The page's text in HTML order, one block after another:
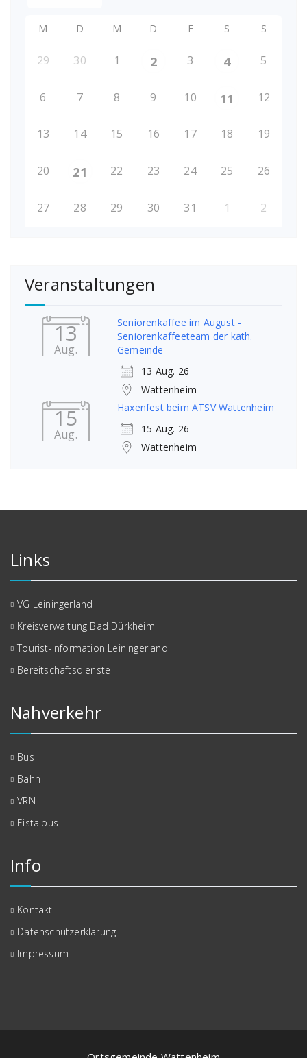
M D M D F S S
29 30 1 2 3 4 5
6 7 8 9 10 11 12
13 14 15 16 17 18 19
20 21 22 23 24 25 26
27 28 29 30 31 1 2
Veranstaltungen
13
Aug.
Seniorenkaffee im August -
Seniorenkaffeeteam der kath.
Gemeinde
13 Aug. 26
Wattenheim
15
Aug.
Haxenfest beim ATSV Wattenheim
15 Aug. 26
Wattenheim
Links
VG Leiningerland
Kreisverwaltung Bad Dürkheim
Tourist-Information Leiningerland
Bereitschaftsdienste
Nahverkehr
Bus
Bahn
VRN
Eistalbus
Info
Kontakt
Datenschutzerklärung
Impressum